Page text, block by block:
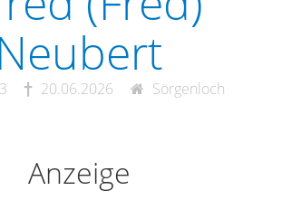
Neubert
20.06.2026 Sörgenloch
Anzeige